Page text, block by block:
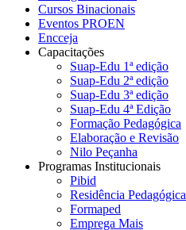
Cursos Binacionais
Eventos PROEN
Encceja
Capacitações
Suap-Edu 1ª edição
Suap-Edu 2ª edição
Suap-Edu 3ª edição
Suap-Edu 4ª Edição
Formação Pedagógica
Elaboração e Revisão
Nilo Peçanha
Programas Institucionais
Pibid
Residência Pedagógica
Formaped
Emprega Mais